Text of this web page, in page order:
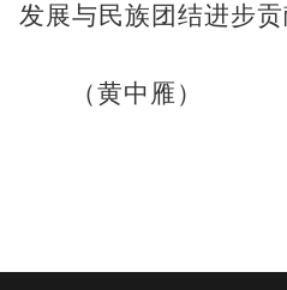
发展与民族团结进步贡
（黄中雁）